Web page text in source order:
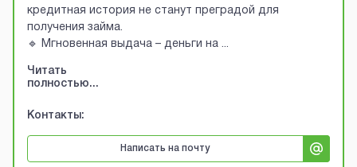
кредитная история не станут преградой для
получения займа.
🔹 Мгновенная выдача – деньги на ...
Читать
полностью...
Контакты:
Написать на почту